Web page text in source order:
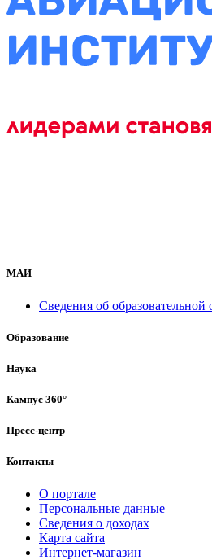
МАИ
Сведения об образовательной
Образование
Наука
Кампус 360°
Пресс-центр
Контакты
О портале
Персональные данные
Сведения о доходах
Карта сайта
Интернет-магазин